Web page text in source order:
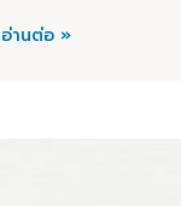
อ่านต่อ »